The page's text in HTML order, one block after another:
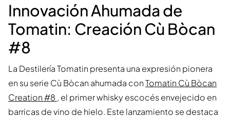
Innovación Ahumada de
Tomatin: Creación Cù Bòcan
#8
La Destilería Tomatin presenta una expresión pionera
en su serie Cù Bòcan ahumada conTomatin Cù Bòcan
Creation #8 , el primer whisky escocés envejecido en
barricas de vino de hielo. Este lanzamiento se destaca